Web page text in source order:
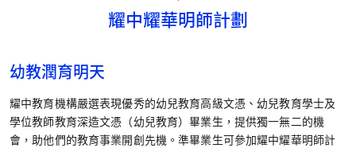
耀中耀華明師計劃
幼教潤育明天
耀中教育機構嚴選表現優秀的幼兒教育高級文憑、幼兒教育學士及
學位教師教育深造文憑（幼兒教育）畢業生，提供獨一無二的機
會，助他們的教育事業開創先機。準畢業生可參加耀中耀華明師計